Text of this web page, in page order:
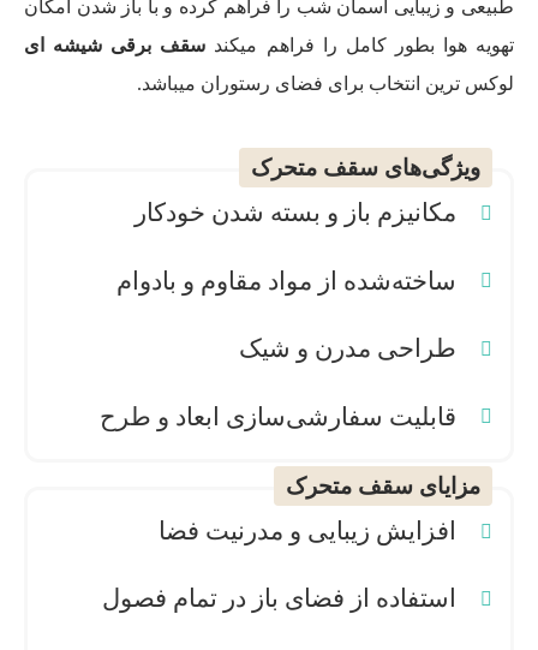
طبیعی و زیبایی آسمان شب را فراهم کرده و با باز شدن امکان
تهویه هوا بطور کامل را فراهم میکند سقف برقی شیشه ای
لوکس ترین انتخاب برای فضای رستوران میباشد.
ویژگی‌های سقف متحرک
مکانیزم باز و بسته شدن خودکار
ساخته‌شده از مواد مقاوم و بادوام
طراحی مدرن و شیک
قابلیت سفارشی‌سازی ابعاد و طرح
مزایای سقف متحرک
افزایش زیبایی و مدرنیت فضا
استفاده از فضای باز در تمام فصول